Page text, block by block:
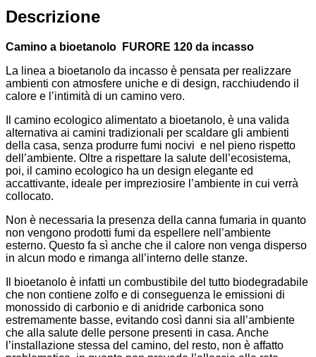
Descrizione
Camino a bioetanolo FURORE 120 da incasso
La linea a bioetanolo da incasso è pensata per realizzare
ambienti con atmosfere uniche e di design, racchiudendo il
calore e l’intimità di un camino vero.
Il camino ecologico alimentato a bioetanolo, è una valida
alternativa ai camini tradizionali per scaldare gli ambienti
della casa, senza produrre fumi nocivi e nel pieno rispetto
dell’ambiente. Oltre a rispettare la salute dell’ecosistema,
poi, il camino ecologico ha un design elegante ed
accattivante, ideale per impreziosire l’ambiente in cui verrà
collocato.
Non è necessaria la presenza della canna fumaria in quanto
non vengono prodotti fumi da espellere nell’ambiente
esterno. Questo fa sì anche che il calore non venga disperso
in alcun modo e rimanga all’interno delle stanze.
Il bioetanolo è infatti un combustibile del tutto biodegradabile
che non contiene zolfo e di conseguenza le emissioni di
monossido di carbonio e di anidride carbonica sono
estremamente basse, evitando così danni sia all’ambiente
che alla salute delle persone presenti in casa. Anche
l’installazione stessa del camino, del resto, non è affatto